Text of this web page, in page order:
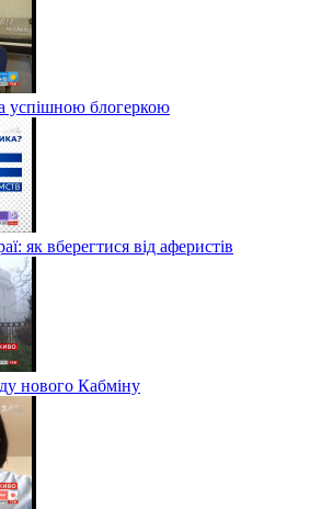
успішною блогеркою
як вберегтися від аферистів
нового Кабміну